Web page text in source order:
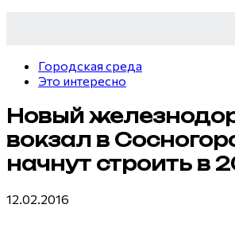
их
не
видят...
Городская среда
Это интересно
Новый
вокзал в
начнут строить в
12.02.2016